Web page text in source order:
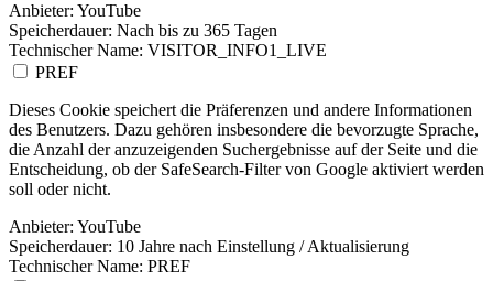
Anbieter: YouTube
Speicherdauer: Nach bis zu 365 Tagen
Technischer Name: VISITOR_INFO1_LIVE
PREF
Dieses Cookie speichert die Präferenzen und andere Informationen
des Benutzers. Dazu gehören insbesondere die bevorzugte Sprache,
die Anzahl der anzuzeigenden Suchergebnisse auf der Seite und die
Entscheidung, ob der SafeSearch-Filter von Google aktiviert werden
soll oder nicht.
Anbieter: YouTube
Speicherdauer: 10 Jahre nach Einstellung / Aktualisierung
Technischer Name: PREF